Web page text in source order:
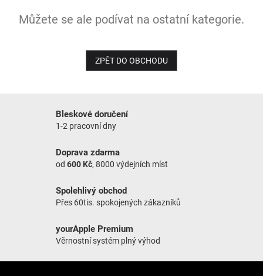
NOVINKY
Můžete se ale podívat na ostatní kategorie.
ZPĚT DO OBCHODU
Bleskové doručení
1-2 pracovní dny
Doprava zdarma
od 600 Kč, 8000 výdejních míst
Spolehlivý obchod
Přes 60tis. spokojených zákazníků
yourApple Premium
Věrnostní systém plný výhod